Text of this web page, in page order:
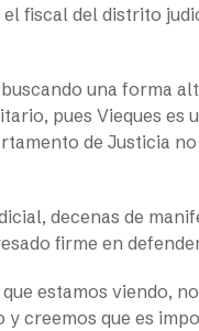
fiscal del distrito
una forma
pues Vieques es
de Justicia
decenas de
firme en
estamos viendo,
creemos que es